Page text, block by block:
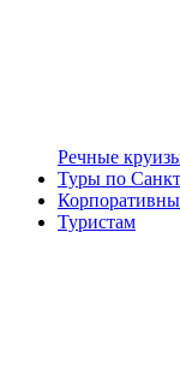
Речные
Туры по
Туристам